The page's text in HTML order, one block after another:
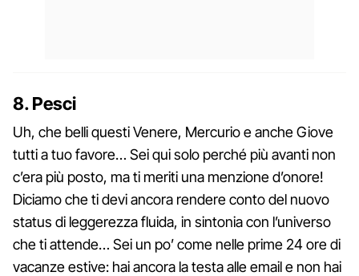
8. Pesci
Uh, che belli questi Venere, Mercurio e anche Giove
tutti a tuo favore… Sei qui solo perché più avanti non
c’era più posto, ma ti meriti una menzione d’onore!
Diciamo che ti devi ancora rendere conto del nuovo
status di leggerezza fluida, in sintonia con l’universo
che ti attende… Sei un po’ come nelle prime 24 ore di
vacanze estive: hai ancora la testa alle email e non hai